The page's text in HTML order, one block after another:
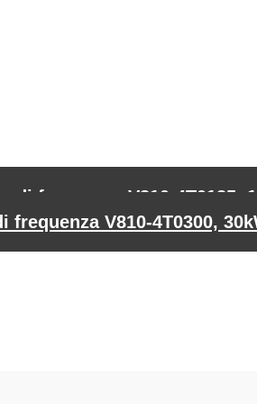
di frequenza V810-4T0185,
frequenza V810-4T0300,